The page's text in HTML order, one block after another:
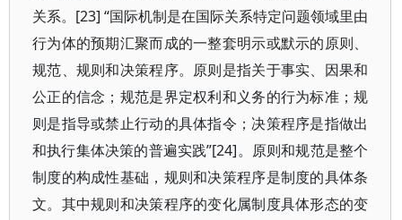
关系。[23] “国际机制是在国际关系特定问题领域里由
行为体的预期汇聚而成的一整套明示或默示的原则、
规范、规则和决策程序。原则是指关于事实、因果和
公正的信念；规范是界定权利和义务的行为标准；规
则是指导或禁止行动的具体指令；决策程序是指做出
和执行集体决策的普遍实践”[24]。原则和规范是整个
制度的构成性基础，规则和决策程序是制度的具体条
文。其中规则和决策程序的变化属制度具体形态的变